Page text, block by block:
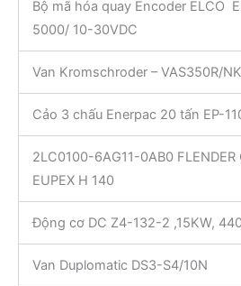
Bộ mã hóa quay Encoder ELCO
5000/ 10-30VDC
Van Kromschroder – VAS350R/
Cảo 3 chấu Enerpac 20 tấn EP-
2LC0100-6AG11-0AB0 FLENDER
EUPEX H 140
Động cơ DC Z4-132-2 ,15KW,
Van Duplomatic DS3-S4/10N